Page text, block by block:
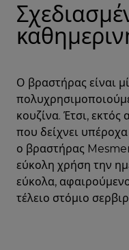
Ο βραστήρας είναι
κουζίνα. Έτσι,
που δείχνει
ο βραστήρας
εύκολη χρήση την
εύκολα,
τέλειο στόμιο